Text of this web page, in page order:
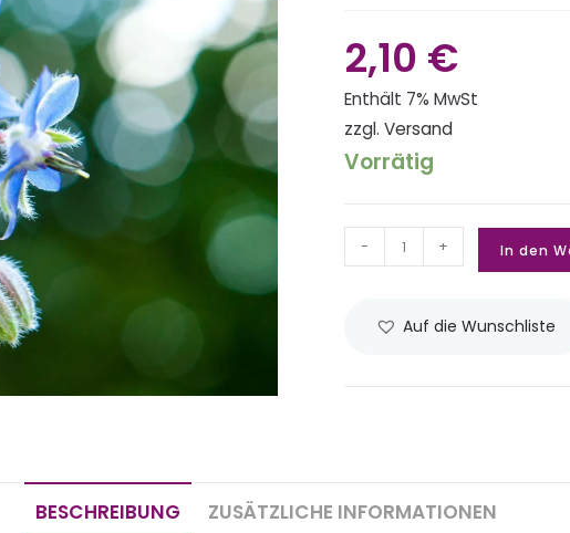
🔍
2,10 €
Enthält 7% MwSt
zzgl.Versand
Vorrätig
- + In den
Auf die Wunschliste
BESCHREIBUNG ZUSÄTZLICHE INFORMATIONEN